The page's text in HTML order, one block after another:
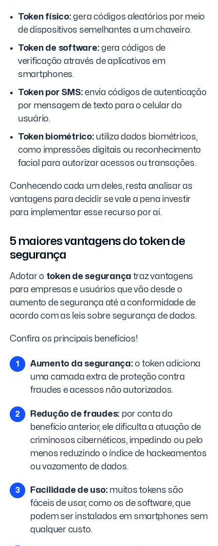
Token físico: gera códigos aleatórios por meio
de dispositivos semelhantes a um chaveiro.
Token de software: gera códigos de
verificação através de aplicativos em
smartphones.
Token por SMS: envia códigos de autenticação
por mensagem de texto para o celular do
usuário.
Token biométrico: utiliza dados biométricos,
como impressões digitais ou reconhecimento
facial para autorizar acessos ou transações.
Conhecendo cada um deles, resta analisar as
vantagens para decidir se vale a pena investir
para implementar esse recurso por aí.
5 maiores vantagens do token de
segurança
Adotar o token de segurança traz vantagens
para empresas e usuários que vão desde o
aumento de segurança até a conformidade de
acordo com as leis sobre segurança de dados.
Confira os principais benefícios!
Aumento da segurança: o token adiciona
uma camada extra de proteção contra
fraudes e acessos não autorizados.
Redução de fraudes: por conta do
benefício anterior, ele dificulta a atuação de
criminosos cibernéticos, impedindo ou pelo
menos reduzindo o índice de hackeamentos
ou vazamento de dados.
Facilidade de uso: muitos tokens são
fáceis de usar, como os de software, que
podem ser instalados em smartphones sem
qualquer custo.